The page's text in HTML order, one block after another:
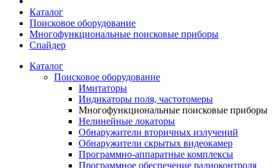
Каталог
Поисковое оборудование
Многофункциональные поисковые приборы
Спайдер
Каталог
Поисковое оборудование
Имитаторы
Индикаторы поля, частотомеры
Многофункциональные поисковые приборы
Нелинейные локаторы
Обнаружители вторичных излучений
Обнаружители скрытых видеокамер
Программно-аппаратные комплексы
Программное обеспечение радиоконтроля